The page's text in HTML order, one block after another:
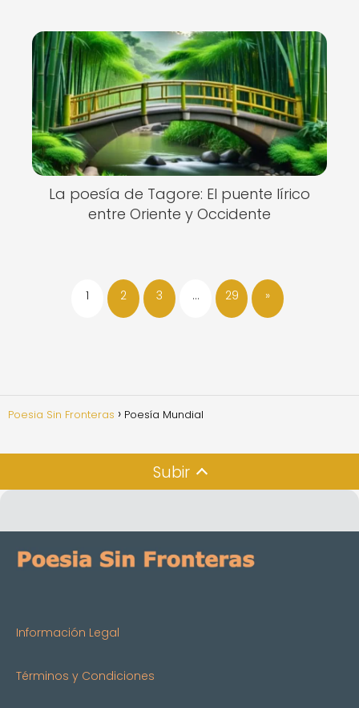
La poesía de Tagore: El puente lírico
entre Oriente y Occidente
1 2 3 … 29 »
Poesia Sin Fronteras Poesía Mundial
Subir
Información Legal
Términos y Condiciones